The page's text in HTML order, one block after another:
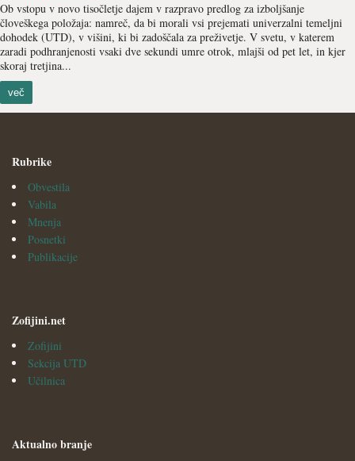
Ob vstopu v novo tisočletje dajem v razpravo predlog za izboljšanje
človeškega položaja: namreč, da bi morali vsi prejemati univerzalni temeljni
dohodek (UTD), v višini, ki bi zadoščala za preživetje. V svetu, v katerem
zaradi podhranjenosti vsaki dve sekundi umre otrok, mlajši od pet let, in kjer
skoraj tretjina...
več
Rubrike
Obvestila
Vabila
Mnenja
Posnetki
Publikacije
Zofijini.net
Zofijini
Sekcija UTD
Učilnica
Aktualno branje